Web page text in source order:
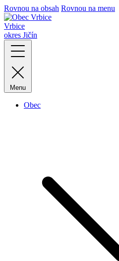
Rovnou na obsah Rovnou na menu
Vrbice
okres Jičín
Menu
Obec